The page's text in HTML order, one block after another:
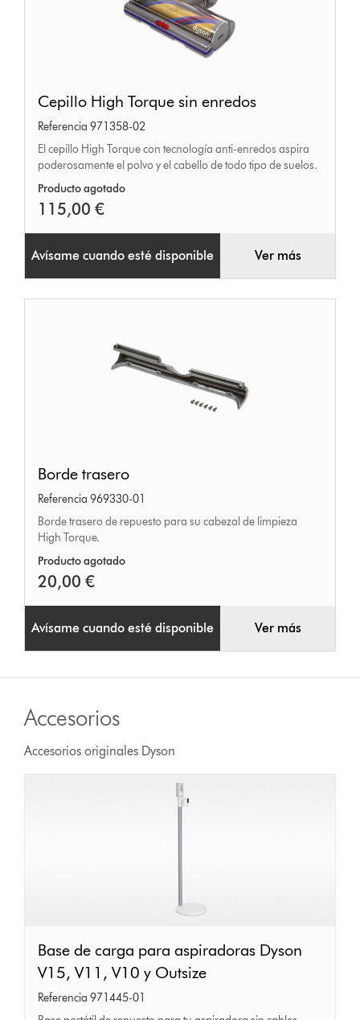
High
Torque
sin
enredos
Cepillo High Torque sin enredos
Referencia 971358-02
El cepillo High Torque con tecnología anti-enredos aspira
poderosamente el polvo y el cabello de todo tipo de suelos.
Producto agotado
115,00 €
Avísame cuando esté disponible Ver más
trasero
Borde trasero
Referencia 969330-01
Borde trasero de repuesto para su cabezal de limpieza
High Torque.
Producto agotado
20,00 €
Avísame cuando esté disponible Ver más
Accesorios
Accesorios originales Dyson
Base
de
carga
Base de carga para aspiradoras Dyson
V15, V11, V10 y Outsize
Referencia 971445-01